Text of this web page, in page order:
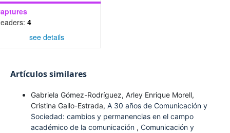
4
see details
Artículos similares
Gabriela Gómez-Rodríguez, Arley Enrique Morell,
Cristina Gallo-Estrada, A 30 años de Comunicación y
Sociedad: cambios y permanencias en el campo
académico de la comunicación , Comunicación y